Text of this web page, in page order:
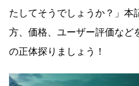
たしてそうでしょうか？」本
方、価格、ユーザー評価など
の正体探りましょう！